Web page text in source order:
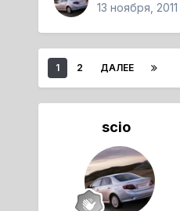
13 ноября, 2011
1 2 ДАЛЕЕ
scio